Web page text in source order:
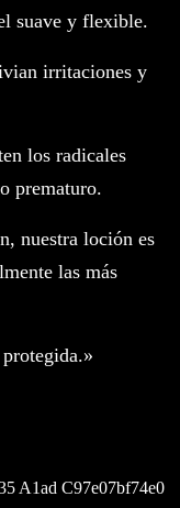
suave y flexible.
irritaciones y
los radicales
prematuro.
nuestra loción es
las más